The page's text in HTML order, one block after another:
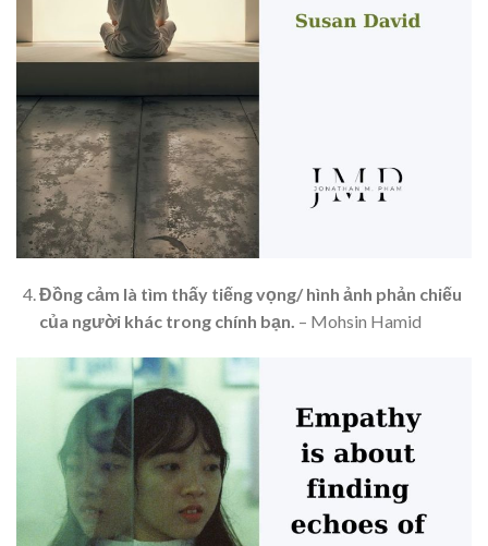
Đồng cảm là tìm thấy tiếng vọng/ hình ảnh phản chiếu
của người khác trong chính bạn. – Mohsin Hamid